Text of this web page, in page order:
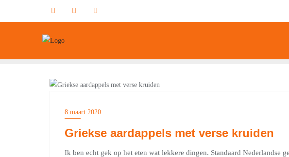
8 maart 2020
Griekse aardappels met verse kruiden
Ik ben echt gek op het eten wat lekkere dingen. Standaard Nederlandse